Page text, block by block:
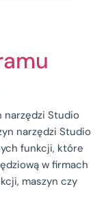
narzędzi Studio
narzędzi Studio
funkcji, które
w firmach
maszyn czy